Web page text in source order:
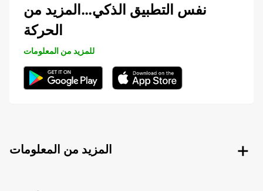
نفس التطبيق الذكي…المزيد من
الحركة
للمزيد من المعلومات
المزيد من المعلومات